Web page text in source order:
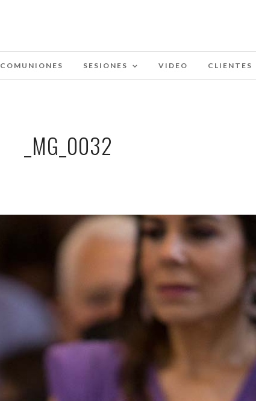
COMUNIONES SESIONES VIDEO CLIENTES
_MG_0032